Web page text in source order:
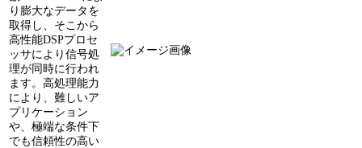
り膨大なデータを
取得し、そこから
高性能DSPプロセ
ッサにより信号処
理が同時に行われ
ます。高処理能力
により、難しいア
プリケーション
や、極端な条件下
でも信頼性の高い